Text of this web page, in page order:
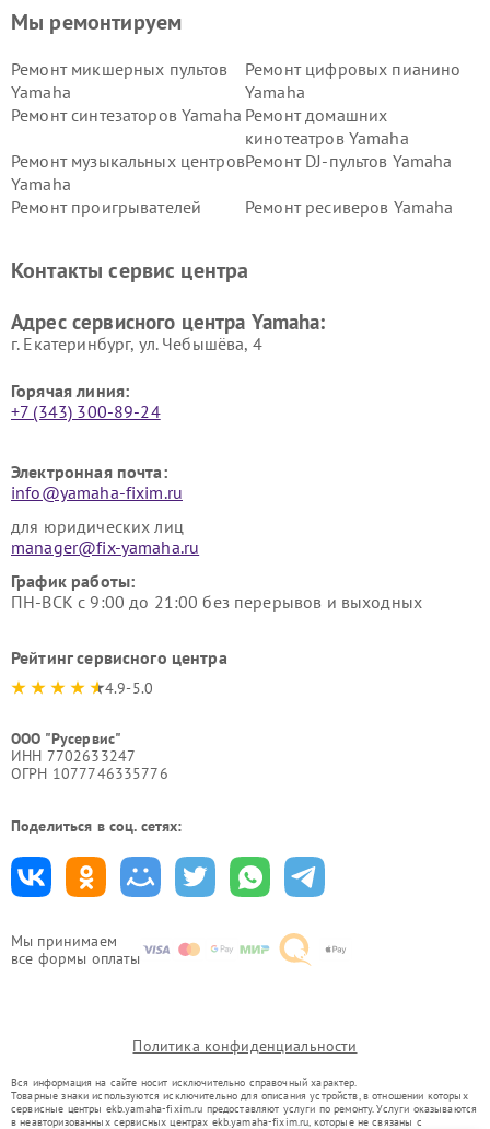
Мы принимаем
все формы оплаты
Мы ремонтируем
Ремонт микшерных пультов
Yamaha
Ремонт цифровых пианино
Yamaha
Ремонт синтезаторов Yamaha Ремонт домашних
кинотеатров Yamaha
Ремонт музыкальных центров
Yamaha
Ремонт DJ-пультов Yamaha
Ремонт проигрывателей
Ремонт ресиверов Yamaha
Yamaha
Yamaha
Контакты сервис центра
Адрес сервисного центра Yamaha:
г. Екатеринбург, ул. Чебышёва, 4
Горячая линия:
+7 (343) 300-89-24
Электронная почта:
info@yamaha-fixim.ru
для юридических лиц
manager@fix-yamaha.ru
График работы:
ПН-ВСК с 9:00 до 21:00 без перерывов и выходных
Рейтинг сервисного центра
4.9-5.0
ООО "Русервис"
ИНН 7702633247
ОГРН 1077746335776
Поделиться в соц. сетях:
Политика конфиденциальности
Вся информация на сайте носит исключительно справочный характер.
Товарные знаки используются исключительно для описания устройств, в отношении которых
сервисные центры ekb.yamaha-fixim.ru предоставляют услуги по ремонту. Услуги оказываются
в неавторизованных сервисных центрах ekb.yamaha-fixim.ru, которые не связаны с